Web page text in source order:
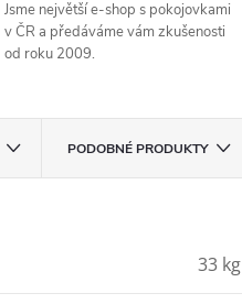
Jsme největší e-shop s pokojovkami
v ČR a předáváme vám zkušenosti
od roku 2009.
PODOBNÉ PRODUKTY
33 kg